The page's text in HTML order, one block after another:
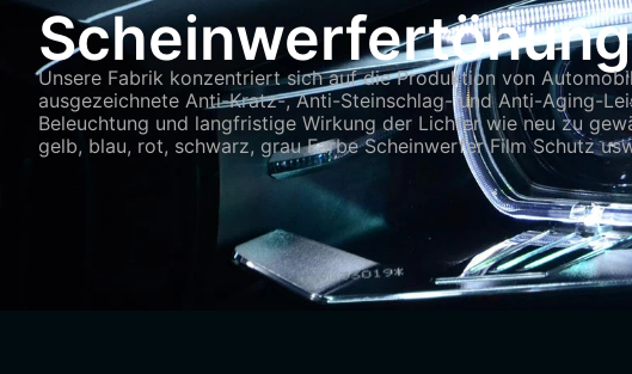
Scheinwerfertönung
Unsere Fabrik konzentriert sich auf die Produktion von
ausgezeichnete Anti-Kratz-, Anti-Steinschlag- und Anti-Aging-
Beleuchtung und langfristige Wirkung der Lichter wie neu zu
gelb, blau, rot, schwarz, grau Farbe Scheinwerfer Film Schutz